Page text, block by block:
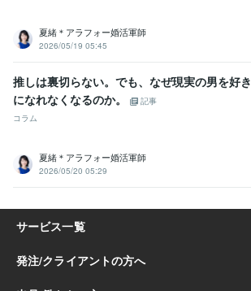
夏緒＊アラフォー婚活軍師
2026/05/19 05:45
推しは裏切らない。でも、なぜ現実の男を好き
になれなくなるのか。
記事
コラム
夏緒＊アラフォー婚活軍師
2026/05/20 05:29